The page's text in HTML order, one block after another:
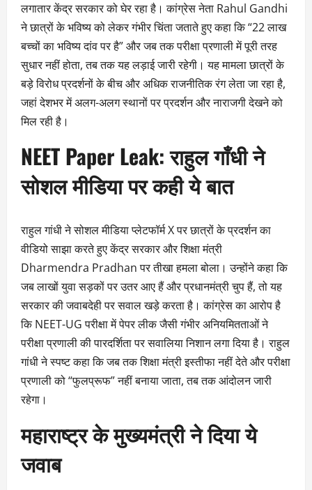
लगातार केंद्र सरकार को घेर रहा है। कांग्रेस नेता Rahul Gandhi
ने छात्रों के भविष्य को लेकर गंभीर चिंता जताते हुए कहा कि “22 लाख
बच्चों का भविष्य दांव पर है” और जब तक परीक्षा प्रणाली में पूरी तरह
सुधार नहीं होता, तब तक यह लड़ाई जारी रहेगी। यह मामला छात्रों के
बड़े विरोध प्रदर्शनों के बीच और अधिक राजनीतिक रंग लेता जा रहा है,
जहां देशभर में अलग-अलग स्थानों पर प्रदर्शन और नाराजगी देखने को
मिल रही है।
NEET Paper Leak: राहुल गाँधी ने
सोशल मीडिया पर कही ये बात
राहुल गांधी ने सोशल मीडिया प्लेटफॉर्म X पर छात्रों के प्रदर्शन का
वीडियो साझा करते हुए केंद्र सरकार और शिक्षा मंत्री
Dharmendra Pradhan पर तीखा हमला बोला। उन्होंने कहा कि
जब लाखों युवा सड़कों पर उतर आए हैं और प्रधानमंत्री चुप हैं, तो यह
सरकार की जवाबदेही पर सवाल खड़े करता है। कांग्रेस का आरोप है
कि NEET-UG परीक्षा में पेपर लीक जैसी गंभीर अनियमितताओं ने
परीक्षा प्रणाली की पारदर्शिता पर सवालिया निशान लगा दिया है। राहुल
गांधी ने स्पष्ट कहा कि जब तक शिक्षा मंत्री इस्तीफा नहीं देते और परीक्षा
प्रणाली को “फुलप्रूफ” नहीं बनाया जाता, तब तक आंदोलन जारी
रहेगा।
महाराष्ट्र के मुख्यमंत्री ने दिया ये
जवाब